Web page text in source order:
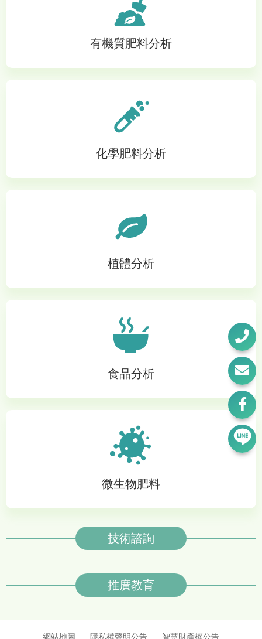
有機質肥料分析
化學肥料分析
植體分析
食品分析
微生物肥料
技術諮詢
推廣教育
網站地圖 隱私權聲明公告 智慧財產權公告